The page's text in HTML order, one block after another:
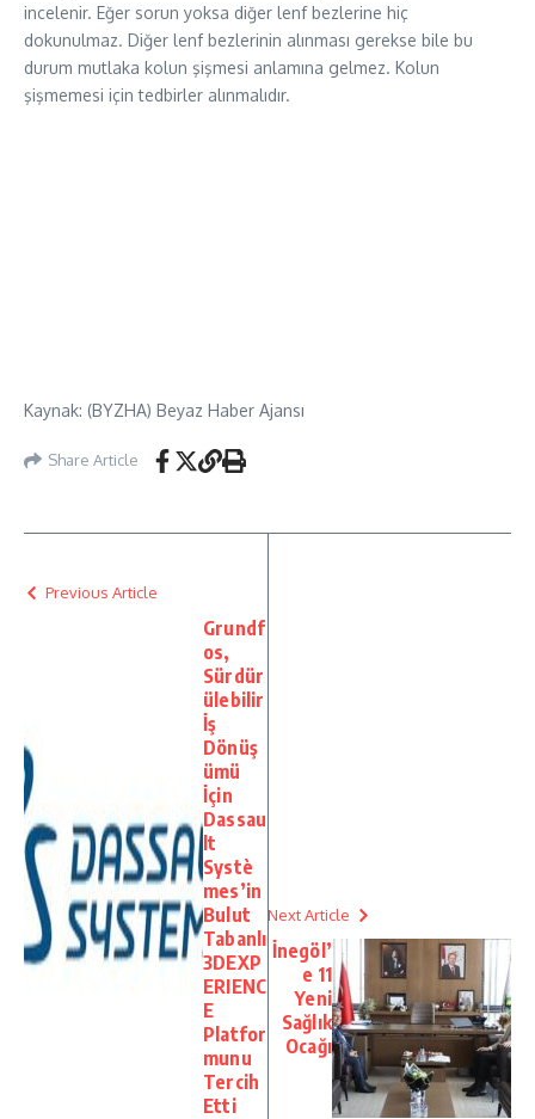
incelenir. Eğer sorun yoksa diğer lenf bezlerine hiç
dokunulmaz. Diğer lenf bezlerinin alınması gerekse bile bu
durum mutlaka kolun şişmesi anlamına gelmez. Kolun
şişmemesi için tedbirler alınmalıdır.
Kaynak: (BYZHA) Beyaz Haber Ajansı
Share Article
Previous Article
Grundf
os,
Sürdür
ülebilir
İş
Dönüş
ümü
İçin
Dassau
lt
Systè
mes’in
Bulut
Tabanlı
3DEXP
ERIENC
E
Platfor
munu
Tercih
Etti
Next Article
İnegöl’
e 11
Yeni
Sağlık
Ocağı